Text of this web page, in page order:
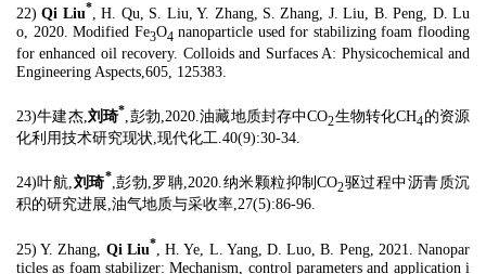
22)Qi Liu*, H. Qu, S. Liu, Y. Zhang, S. Zhang, J. Liu, B. Peng, D. Lu
o, 2020. Modified Fe3O4 nanoparticle used for stabilizing foam flooding
for enhanced oil recovery. Colloids and Surfaces A: Physicochemical and
Engineering Aspects,605, 125383.
23)牛建杰, 刘琦* ,彭勃,2020.油藏地质封存中CO2生物转化CH4的资源
化利用技术研究现状,现代化工.40(9):30-34.
24)叶航,刘琦*,彭勃,罗聃,2020.纳米颗粒抑制CO2驱过程中沥青质沉
积的研究进展,油气地质与采收率,27(5):86-96.
25) Y. Zhang, Qi Liu* , H. Ye, L. Yang, D. Luo, B. Peng, 2021.
Nanopar
ticles as foam stabilizer: Mechanism, control parameters and application i